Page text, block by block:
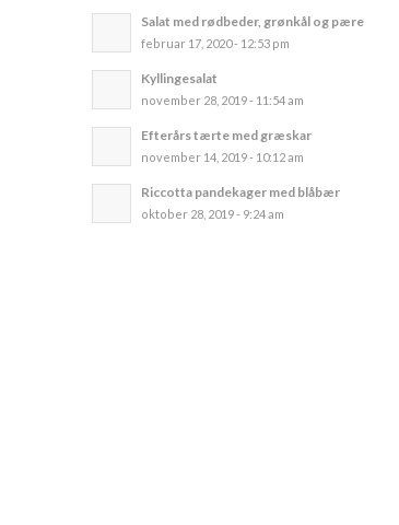
Salat med rødbeder, grønkål og pære
februar 17, 2020 - 12:53 pm
Kyllingesalat
november 28, 2019 - 11:54 am
Efterårs tærte med græskar
november 14, 2019 - 10:12 am
Riccotta pandekager med blåbær
oktober 28, 2019 - 9:24 am